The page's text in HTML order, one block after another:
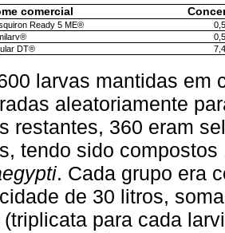
comercial
Ready 5 ME®
DT®
larvas mantidas em
aleatoriamente
restantes, 360 eram
tendo sido
. Cada grupo era
de 30 litros,
para cada